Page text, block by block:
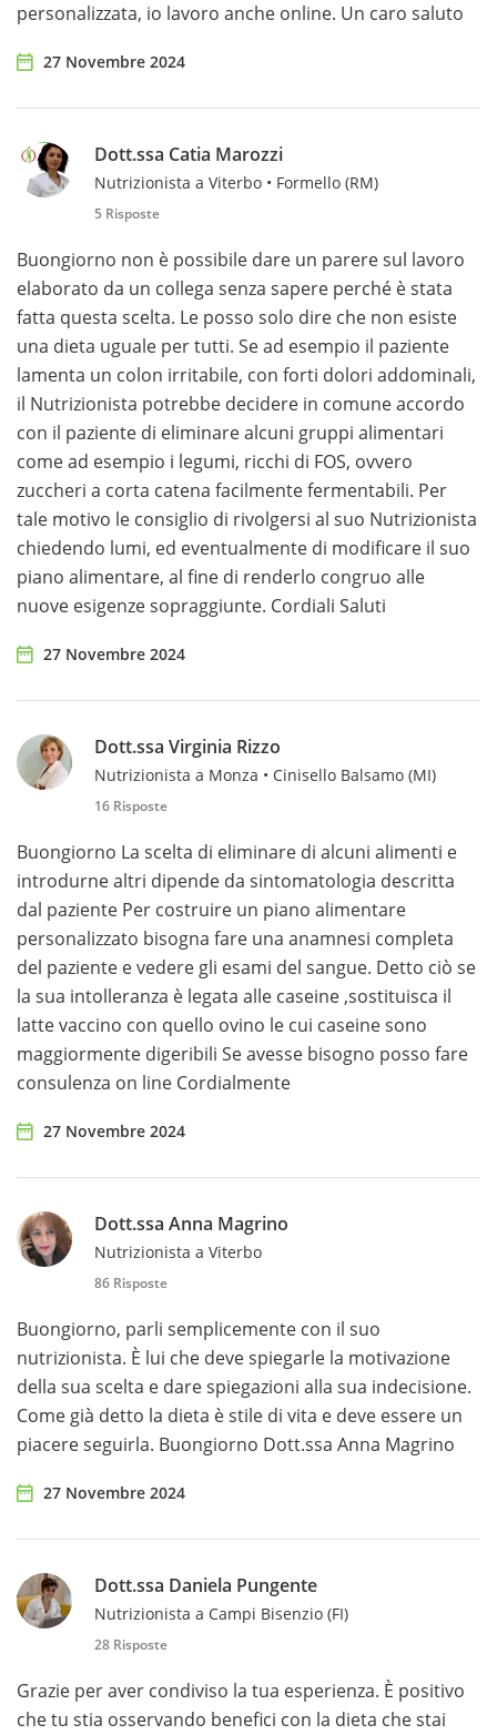
personalizzata, io lavoro anche online. Un caro saluto
27 Novembre 2024
Dott.ssa Catia Marozzi
Nutrizionista a Viterbo • Formello (RM)
5 Risposte
Buongiorno non è possibile dare un parere sul lavoro
elaborato da un collega senza sapere perché è stata
fatta questa scelta. Le posso solo dire che non esiste
una dieta uguale per tutti. Se ad esempio il paziente
lamenta un colon irritabile, con forti dolori addominali,
il Nutrizionista potrebbe decidere in comune accordo
con il paziente di eliminare alcuni gruppi alimentari
come ad esempio i legumi, ricchi di FOS, ovvero
zuccheri a corta catena facilmente fermentabili. Per
tale motivo le consiglio di rivolgersi al suo Nutrizionista
chiedendo lumi, ed eventualmente di modificare il suo
piano alimentare, al fine di renderlo congruo alle
nuove esigenze sopraggiunte. Cordiali Saluti
27 Novembre 2024
Dott.ssa Virginia Rizzo
Nutrizionista a Monza • Cinisello Balsamo (MI)
16 Risposte
Buongiorno La scelta di eliminare di alcuni alimenti e
introdurne altri dipende da sintomatologia descritta
dal paziente Per costruire un piano alimentare
personalizzato bisogna fare una anamnesi completa
del paziente e vedere gli esami del sangue. Detto ciò se
la sua intolleranza è legata alle caseine ,sostituisca il
latte vaccino con quello ovino le cui caseine sono
maggiormente digeribili Se avesse bisogno posso fare
consulenza on line Cordialmente
27 Novembre 2024
Dott.ssa Anna Magrino
Nutrizionista a Viterbo
86 Risposte
Buongiorno, parli semplicemente con il suo
nutrizionista. È lui che deve spiegarle la motivazione
della sua scelta e dare spiegazioni alla sua indecisione.
Come già detto la dieta è stile di vita e deve essere un
piacere seguirla. Buongiorno Dott.ssa Anna Magrino
27 Novembre 2024
Dott.ssa Daniela Pungente
Nutrizionista a Campi Bisenzio (FI)
28 Risposte
Grazie per aver condiviso la tua esperienza. È positivo
che tu stia osservando benefici con la dieta che stai